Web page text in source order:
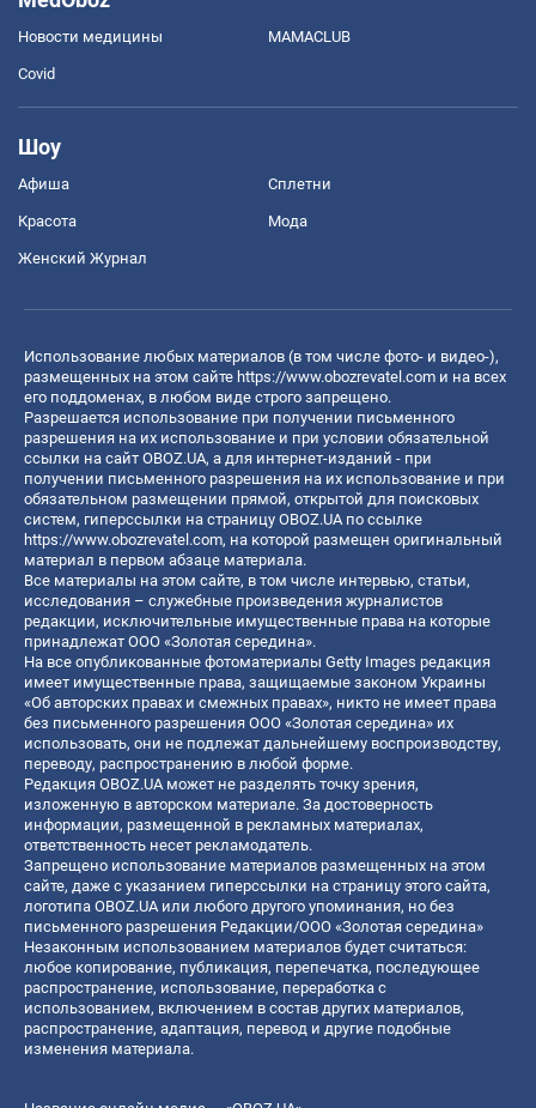
Новости медицины MAMACLUB
Covid
Шоу
Афиша Сплетни
Красота Мода
Женский Журнал
Использование любых материалов (в том числе фото- и видео-),
размещенных на этом сайте https://www.obozrevatel.com и на всех
его поддоменах, в любом виде строго запрещено.
Разрешается использование при получении письменного
разрешения на их использование и при условии обязательной
ссылки на сайт OBOZ.UA, а для интернет-изданий - при
получении письменного разрешения на их использование и при
обязательном размещении прямой, открытой для поисковых
систем, гиперссылки на страницу OBOZ.UA по ссылке
https://www.obozrevatel.com, на которой размещен оригинальный
материал в первом абзаце материала.
Все материалы на этом сайте, в том числе интервью, статьи,
исследования – служебные произведения журналистов
редакции, исключительные имущественные права на которые
принадлежат ООО «Золотая середина».
На все опубликованные фотоматериалы Getty Images редакция
имеет имущественные права, защищаемые законом Украины
«Об авторских правах и смежных правах», никто не имеет права
без письменного разрешения ООО «Золотая середина» их
использовать, они не подлежат дальнейшему воспроизводству,
переводу, распространению в любой форме.
Редакция OBOZ.UA может не разделять точку зрения,
изложенную в авторском материале. За достоверность
информации, размещенной в рекламных материалах,
ответственность несет рекламодатель.
Запрещено использование материалов размещенных на этом
сайте, даже с указанием гиперссылки на страницу этого сайта,
логотипа OBOZ.UA или любого другого упоминания, но без
письменного разрешения Редакции/ООО «Золотая середина»
Незаконным использованием материалов будет считаться:
любое копирование, публикация, перепечатка, последующее
распространение, использование, переработка с
использованием, включением в состав других материалов,
распространение, адаптация, перевод и другие подобные
изменения материала.